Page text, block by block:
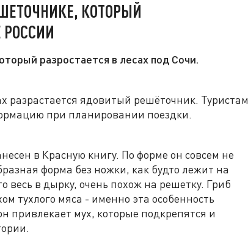
КОТОРЫЙ
РОССИИ
разростается в лесах под Сочи.
разрастается ядовитый решёточник. Туристам
при планировании поездки.
в Красную книгу. По форме он совсем не
форма без ножки, как будто лежит на
весь в дырку, очень похож на решетку. Гриб
тухлого мяса - именно эта особенность
привлекает мух, которые подкрепятся и